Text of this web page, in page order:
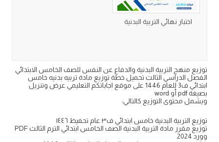
اختبار نهائي التربية البدنية
توزيع منهج التربية البدنية والدفاع عن النفس للصف الخامس الابتدائي
الفصل الدراسي الثالث تحميل خطة توزيع مادة تربيه بدنيه خامس
ابتدائي ف3 للعام 1446 على موقع اجاباتكم التعليمي عرض وتنزيل
بصيغة pdf أو word
ويشمل محتوى التوزيع كالتالي:
توزيع التربية البدنية خامس ابتدائي ف٣ عام تحفيظ ١٤٤٦
توزيع مقرر مادة التربية البدنية الصف الخامس ابتدائي الترم الثالث PDF
وورد 2024